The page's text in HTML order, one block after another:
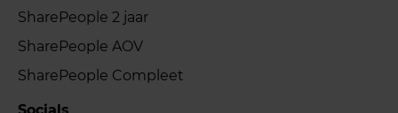
SharePeople 2 jaar
SharePeople AOV
SharePeople Compleet